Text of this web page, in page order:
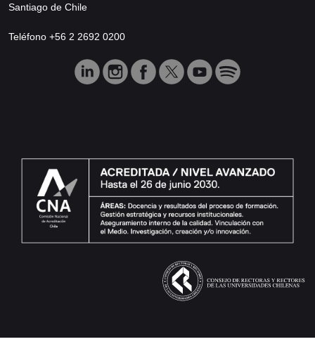
Santiago de Chile
Teléfono +56 2 2692 0200